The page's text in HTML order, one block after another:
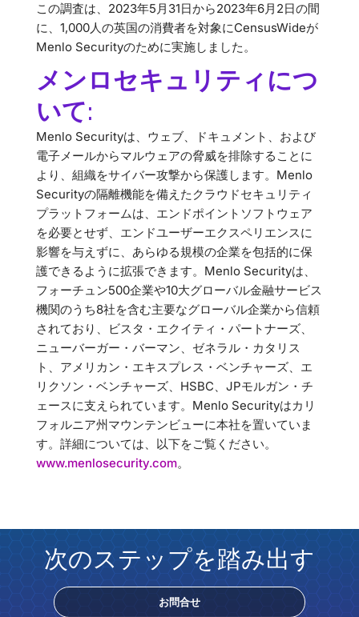
この調査は、2023年5月31日から2023年6月2日の間
に、1,000人の英国の消費者を対象にCensusWideが
Menlo Securityのために実施しました。
メンロセキュリティにつ
いて:
Menlo Securityは、ウェブ、ドキュメント、および
電子メールからマルウェアの脅威を排除することに
より、組織をサイバー攻撃から保護します。Menlo
Securityの隔離機能を備えたクラウドセキュリティ
プラットフォームは、エンドポイントソフトウェア
を必要とせず、エンドユーザーエクスペリエンスに
影響を与えずに、あらゆる規模の企業を包括的に保
護できるように拡張できます。Menlo Securityは、
フォーチュン500企業や10大グローバル金融サービス
機関のうち8社を含む主要なグローバル企業から信頼
されており、ビスタ・エクイティ・パートナーズ、
ニューバーガー・バーマン、ゼネラル・カタリス
ト、アメリカン・エキスプレス・ベンチャーズ、エ
リクソン・ベンチャーズ、HSBC、JPモルガン・チ
ェースに支えられています。Menlo Securityはカリ
フォルニア州マウンテンビューに本社を置いていま
す。詳細については、以下をご覧ください。
www.menlosecurity.com。
次のステップを踏み出す
お問合せ